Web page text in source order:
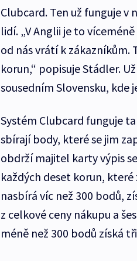
Clubcard. Ten už funguje v
lidí. „V Anglii je to
od nás vrátí k zákazníkům.
korun,“ popisuje Stádler.
sousedním Slovensku, kde
Systém Clubcard funguje
sbírají body, které se jim
obdrží majitel karty výpis
každých deset korun,
nasbírá víc než 300 bodů,
z celkové ceny nákupu a
méně než 300 bodů získá